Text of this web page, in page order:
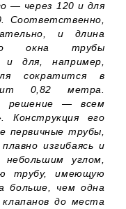
— через 120 и для
Соответственно,
и длина
окна трубы
и для, например,
сократится в
0,82 метра.
решение — всем
Конструкция его
первичные трубы,
изгибаясь и
углом,
трубу, имеющую
больше, чем одна
до места